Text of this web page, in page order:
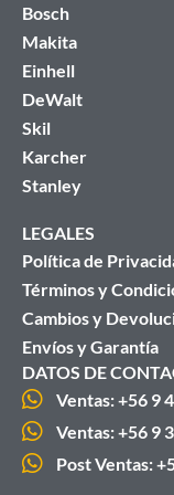
Bosch
Makita
Einhell
DeWalt
Skil
Karcher
Stanley
LEGALES
Política de
Términos y
Cambios y
Envíos y Garantía
DATOS DE
Ventas: +56 9
Ventas: +56 9
Post Ventas: